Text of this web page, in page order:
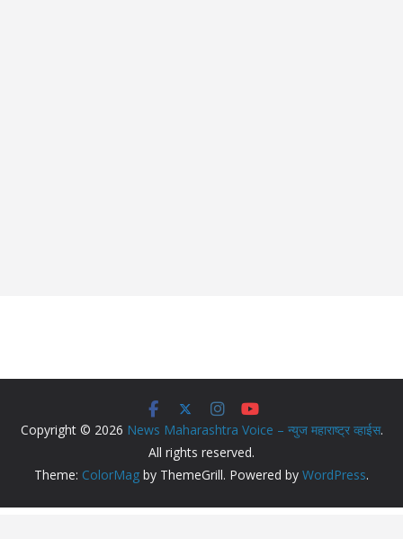
Copyright © 2026 News Maharashtra Voice – न्युज महाराष्ट्र व्हाईस.
All rights reserved.
Theme: ColorMag by ThemeGrill. Powered by WordPress.